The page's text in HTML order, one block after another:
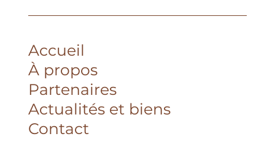
Accueil
À propos
Partenaires
Actualités et biens
Contact